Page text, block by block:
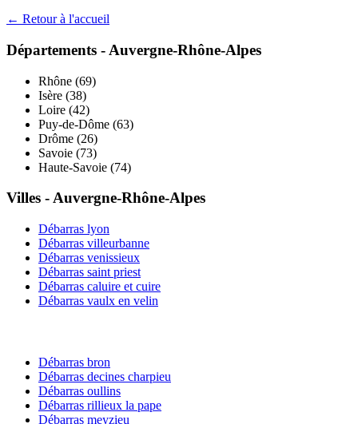
← Retour à l'accueil
Départements - Auvergne-Rhône-Alpes
Rhône (69)
Isère (38)
Loire (42)
Puy-de-Dôme (63)
Drôme (26)
Savoie (73)
Haute-Savoie (74)
Villes -Auvergne-Rhône-Alpes
Débarras lyon
Débarras villeurbanne
Débarras venissieux
Débarras saint priest
Débarras caluire et cuire
Débarras vaulx en velin
Débarras bron
Débarras decines charpieu
Débarras oullins
Débarras rillieux la pape
Débarras meyzieu